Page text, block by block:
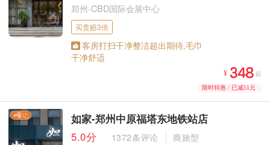
郑州-CBD国际会展中心
买贵赔3倍
客房打扫干净整洁超出期待,毛巾
干净舒适
¥  起
限时特惠 / 已减51元
如家-郑州中原福塔东地铁站店
5.0分
1372条评论
商旅型